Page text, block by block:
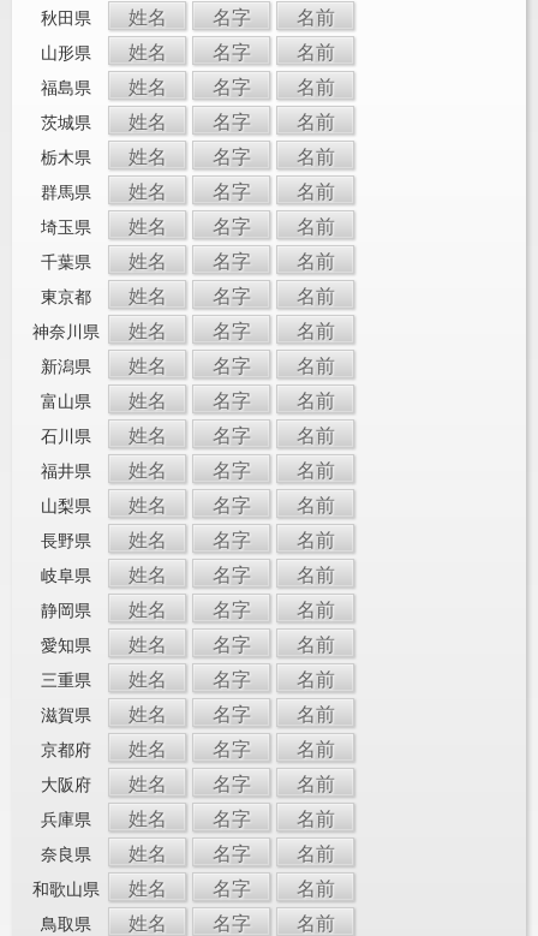
秋田県 姓名 名字 名前
山形県 姓名 名字 名前
福島県 姓名 名字 名前
茨城県 姓名 名字 名前
栃木県 姓名 名字 名前
群馬県 姓名 名字 名前
埼玉県 姓名 名字 名前
千葉県 姓名 名字 名前
東京都 姓名 名字 名前
神奈川県 姓名 名字 名前
新潟県 姓名 名字 名前
富山県 姓名 名字 名前
石川県 姓名 名字 名前
福井県 姓名 名字 名前
山梨県 姓名 名字 名前
長野県 姓名 名字 名前
岐阜県 姓名 名字 名前
静岡県 姓名 名字 名前
愛知県 姓名 名字 名前
三重県 姓名 名字 名前
滋賀県 姓名 名字 名前
京都府 姓名 名字 名前
大阪府 姓名 名字 名前
兵庫県 姓名 名字 名前
奈良県 姓名 名字 名前
和歌山県 姓名 名字 名前
鳥取県 姓名 名字 名前